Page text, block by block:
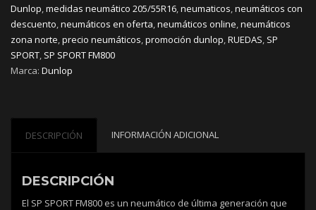
Dunlop,medidas neumático 205/55R16,neumaticos,neumáticos con
descuento,neumáticos en oferta,neumáticos online,neumáticos
zona norte,precio neumáticos,promoción dunlop,RUEDAS, SP
SPORT, SP SPORT FM800
Marca: Dunlop
DESCRIPCIÓN INFORMACIÓN ADICIONAL
DESCRIPCIÓN
El SP SPORT FM800 es un neumático de última generación que